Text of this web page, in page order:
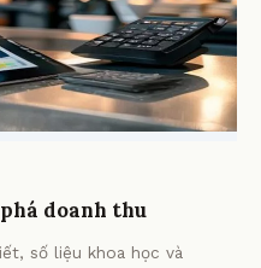
doanh thu
số liệu khoa học và